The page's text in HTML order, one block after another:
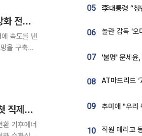
롯데마트, 베트남 박장시에 17호점 개장…‘그로서리·생필품 PB’ 강화 전략 눈길
속도를 낸
[단독]기후부, '순환경제실' 신설…자원·대기·보전 묶는다[기후부 첫 직제개편]
너
05
06
07
08
09
10